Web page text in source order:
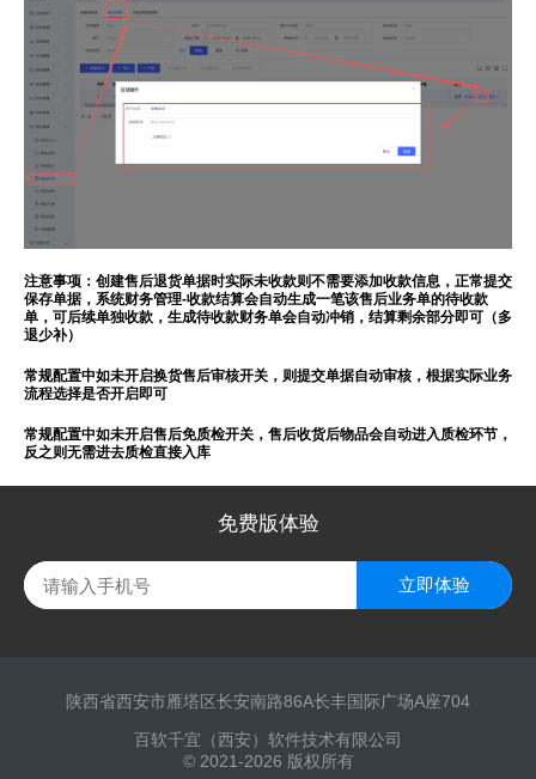
注意事项：创建售后退货单据时实际未收款则不需要添加收款信息，正常提交
保存单据，系统财务管理-收款结算会自动生成一笔该售后业务单的待收款
单，可后续单独收款，生成待收款财务单会自动冲销，结算剩余部分即可（多
退少补）
常规配置中如未开启换货售后审核开关，则提交单据自动审核，根据实际业务
流程选择是否开启即可
常规配置中如未开启售后免质检开关，售后收货后物品会自动进入质检环节，
反之则无需进去质检直接入库
免费版体验
立即体验
陕西省西安市雁塔区长安南路86A长丰国际广场A座704
百软千宜（西安）软件技术有限公司
© 2021-2026 版权所有